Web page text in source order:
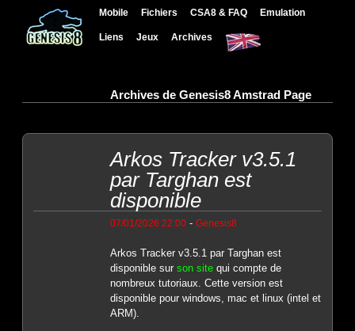
Mobile Fichiers CSA8 & FAQ Emulation
Liens Jeux Archives
Archives de Genesis8 Amstrad Page
Arkos Tracker v3.5.1
par Targhan est
disponible
07/01/2026 22:00- Genesis8
Arkos Tracker v3.5.1 par Targhan est
disponible sur son sitequi compte de
nombreux tutoriaux. Cette version est
disponible pour windows, mac et linux (intel et
ARM).